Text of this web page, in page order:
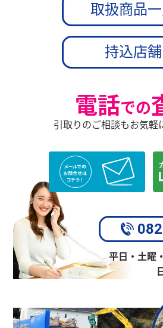
取扱商品
持込店舗
電話での
引取りのご相談もお気軽
平日・土曜